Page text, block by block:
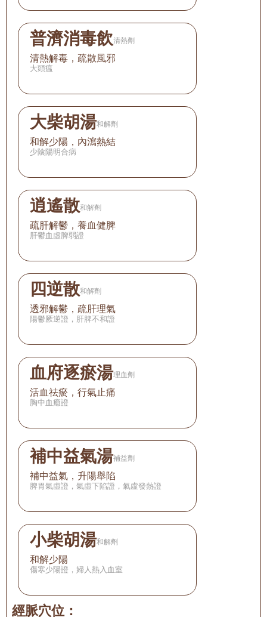
普濟消毒飲清熱劑
清熱解毒，疏散風邪
大頭瘟
大柴胡湯和解劑
和解少陽，內瀉熱結
少陰陽明合病
逍遙散和解劑
疏肝解鬱，養血健脾
肝鬱血虛脾弱證
四逆散和解劑
透邪解鬱，疏肝理氣
陽鬱厥逆證，肝脾不和證
血府逐瘀湯理血劑
活血祛瘀，行氣止痛
胸中血癒證
補中益氣湯補益劑
補中益氣，升陽舉陷
脾胃氣虛證，氣虛下陷證，氣虛發熱證
小柴胡湯和解劑
和解少陽
傷寒少陽證，婦人熱入血室
經脈穴位：